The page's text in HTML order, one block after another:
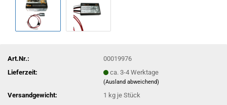
Art.Nr.:
00019976
Lieferzeit:
ca. 3-4 Werktage
(Ausland abweichend)
Versandgewicht: 1 kg je Stück